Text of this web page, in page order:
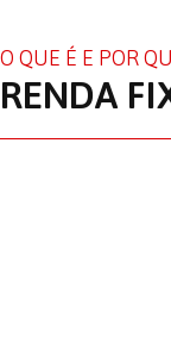
O QUE É E POR
RENDA